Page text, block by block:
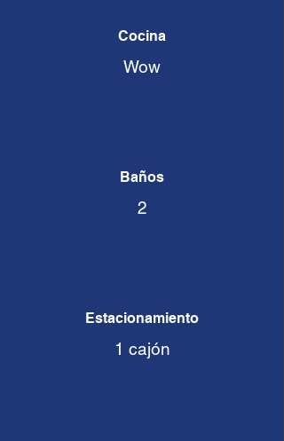
Cocina
Wow
Baños
2
Estacionamiento
1 cajón